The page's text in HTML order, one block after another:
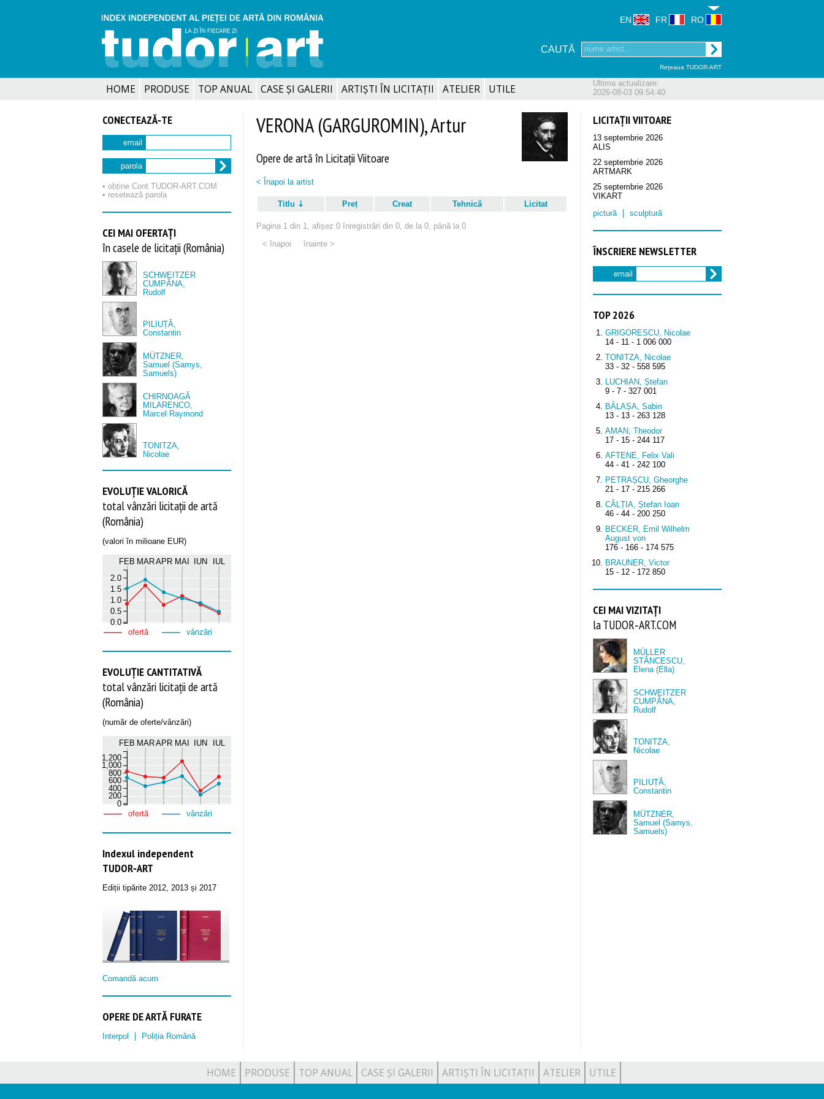
Rețeaua TUDOR-ART
EN FR RO
CAUTĂ
Ultima actualizare:
2026-08-03 09:54:40
HOME PRODUSE TOP ANUAL CASE ȘI GALERII ARTIȘTI ÎN LICITAȚII ATELIER UTILE
CONECTEAZĂ‑TE
email
parola
• obține Cont TUDOR‑ART.COM
• resetează parola
CEI MAI OFERTAȚI
în casele de licitații (România)
SCHWEITZER
CUMPĂNA,
Rudolf
PILIUȚĂ,
Constantin
MÜTZNER,
Samuel (Samys,
Samuels)
CHIRNOAGĂ
MILARENCO,
Marcel Raymond
TONITZA,
Nicolae
EVOLUȚIE VALORICĂ
total vânzări licitații de artă
(România)
(valori în milioane EUR)
FEB MARAPR MAI IUN IUL
0.0
0.5
1.0
1.5
2.0
ofertă vânzări
EVOLUȚIE CANTITATIVĂ
total vânzări licitații de artă
(România)
(număr de oferte/vânzări)
FEB MARAPR MAI IUN IUL
0
200
400
600
800
1,000
1,200
ofertă vânzări
Indexul independent
TUDOR‑ART
Ediții tipărite 2012, 2013 și 2017
Comandă acum
OPERE DE ARTĂ FURATE
Interpol Poliția Română
LICITAȚII VIITOARE
13 septembrie 2026
ALIS
22 septembrie 2026
ARTMARK
25 septembrie 2026
VIKART
pictură
sculptură
ÎNSCRIERE NEWSLETTER
email
TOP 2026
GRIGORESCU, Nicolae
14 - 11 - 1 006 000
TONITZA, Nicolae
33 - 32 - 558 595
LUCHIAN, Ștefan
9 - 7 - 327 001
BĂLAȘA, Sabin
13 - 13 - 263 128
AMAN, Theodor
17 - 15 - 244 117
AFTENE, Felix Vali
44 - 41 - 242 100
PETRAȘCU, Gheorghe
21 - 17 - 215 266
CÂLȚIA, Ștefan Ioan
46 - 44 - 200 250
BECKER, Emil Wilhelm
August von
176 - 166 - 174 575
BRAUNER, Victor
15 - 12 - 172 850
CEI MAI VIZITAȚI
la TUDOR‑ART.COM
MÜLLER
STĂNCESCU,
Elena (Ella)
SCHWEITZER
CUMPĂNA,
Rudolf
TONITZA,
Nicolae
PILIUȚĂ,
Constantin
MÜTZNER,
Samuel (Samys,
Samuels)
VERONA (GARGUROMIN), Artur
Opere de artă în Licitații Viitoare
< Înapoi la artist
Titlu Preț Creat Tehnică Licitat
Pagina 1 din 1, afișez 0 înregistrări din 0, de la 0, până la 0
< înapoi
înainte >
HOME PRODUSE TOP ANUAL CASE ȘI GALERII ARTIȘTI ÎN LICITAȚII ATELIER UTILE